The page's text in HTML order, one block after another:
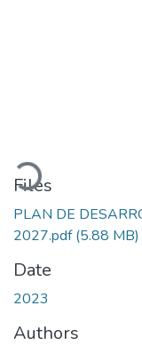
Files
PLAN DE
2027.pdf(5.88 MB)
Date
2023
Authors